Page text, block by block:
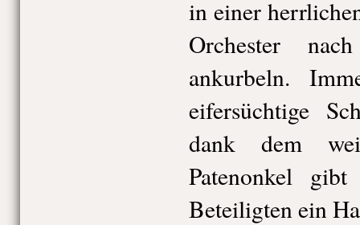
in einer
Orchester
ankurbeln.
eifersüchtige
dank dem
Patenonkel
Beteiligten ein